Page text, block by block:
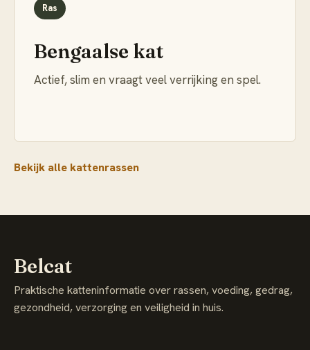
Ras
Bengaalse kat
Actief, slim en vraagt veel verrijking en spel.
Bekijk alle kattenrassen
Belcat
Praktische katteninformatie over rassen, voeding, gedrag,
gezondheid, verzorging en veiligheid in huis.